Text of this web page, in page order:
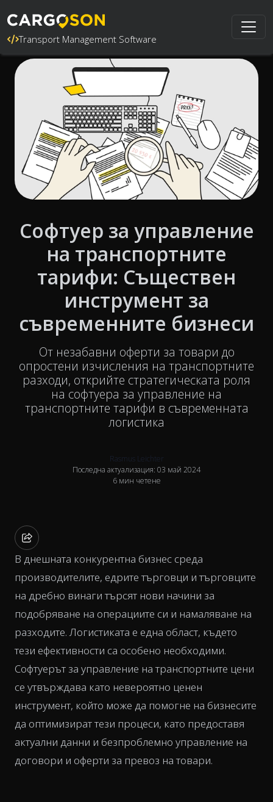
Transport Management Software
Софтуер за управление
на транспортните
тарифи: Съществен
инструмент за
съвременните бизнеси
От незабавни оферти за товари до
опростени изчисления на транспортните
разходи, открийте стратегическата роля
на софтуера за управление на
транспортните тарифи в съвременната
логистика
Rasmus Leichter
Последна актуализация: 03 май 2024
6 мин четене
В днешната конкурентна бизнес среда
производителите, едрите търговци и търговците
на дребно винаги търсят нови начини за
подобряване на операциите си и намаляване на
разходите. Логистиката е една област, където
тези ефективности са особено необходими.
Софтуерът за управление на транспортните цени
се утвърждава като невероятно ценен
инструмент, който може да помогне на бизнесите
да оптимизират тези процеси, като предоставя
актуални данни и безпроблемно управление на
договори и оферти за превоз на товари.